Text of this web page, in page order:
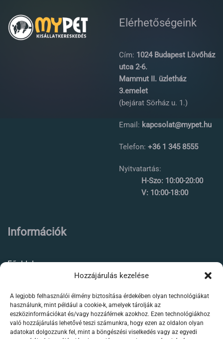
Hozzájárulás kezelése
A legjobb felhasználói élmény biztosítása érdekében olyan technológiákat
használunk, mint például a cookie-k, amelyek tárolják az
eszközinformációkat és/vagy hozzáférnek azokhoz. Ezen technológiákhoz
való hozzájárulás lehetővé teszi számunkra, hogy ezen az oldalon olyan
adatokat dolgozzunk fel, mint a böngészési viselkedés vagy az egyedi
Elérhetőségeink
Cím: 1024 Budapest Lövőház
utca 2-6.
Mammut II. üzletház
3.emelet
(bejárat Sörház u. 1.)
Email: kapcsolat@mypet.hu
Telefon: +36 1 345 8555
Nyitvatartás:
H-Szo: 10:00-20:00
V: 10:00-18:00
Információk
Főoldal
Élőállat kereskedés
Forgalmazott termékeink